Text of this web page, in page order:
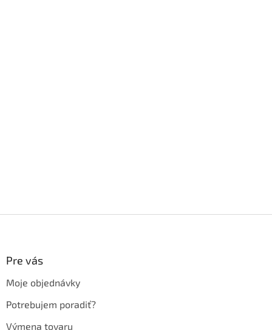
Pre vás
Moje objednávky
Potrebujem poradiť?
Výmena tovaru